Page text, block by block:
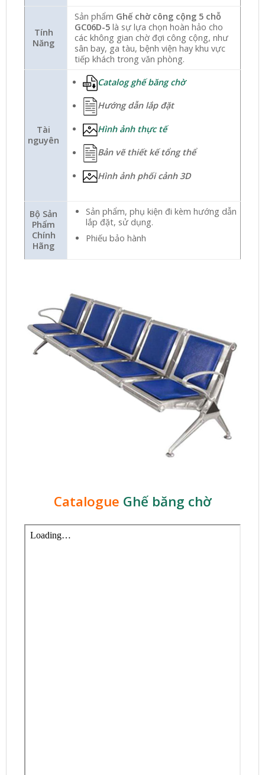
Tính
Năng
Sản phẩm Ghế chờ công cộng 5 chỗ
GC06D-5 là sự lựa chọn hoàn hảo cho
các không gian chờ đợi công cộng, như
sân bay, ga tàu, bệnh viện hay khu vực
tiếp khách trong văn phòng.
Tài
nguyên
Catalog ghế băng chờ
Hướng dẫn lắp đặt
Hình ảnh thực tế
Bản vẽ thiết kế tổng thể
Hình ảnh phối cảnh 3D
Bộ Sản
Phẩm
Chính
Hãng
Sản phẩm, phụ kiện đi kèm hướng dẫn
lắp đặt, sử dụng.
Phiếu bảo hành
Catalogue Ghế băng chờ